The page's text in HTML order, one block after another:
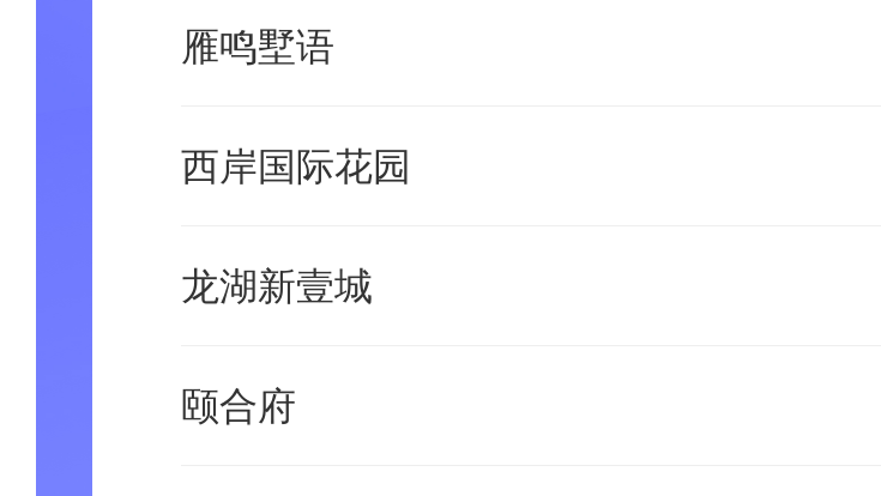
雁鸣墅语
西岸国际花园
龙湖新壹城
颐合府